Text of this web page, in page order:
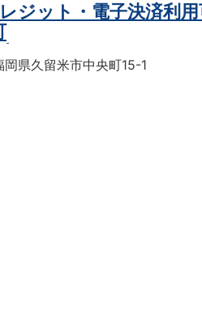
レジット・電子決済利
岡県久留米市中央町15-1